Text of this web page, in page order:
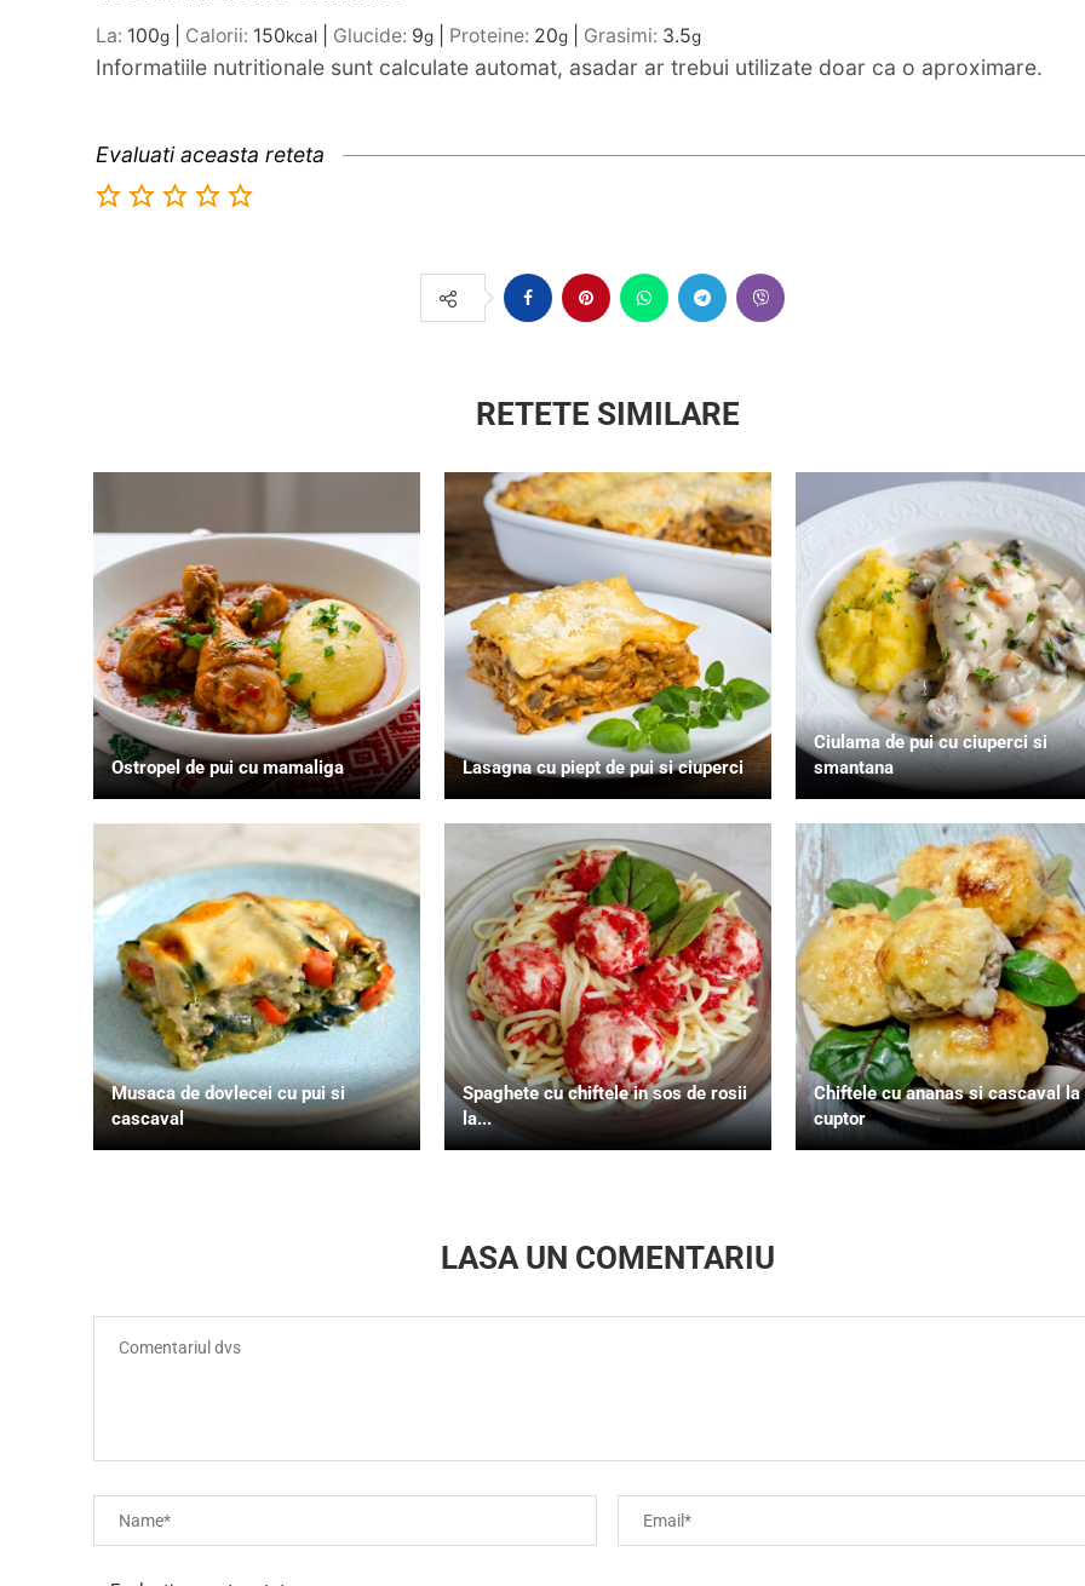
La: 100g Calorii: 150kcal Glucide: 9g Proteine: 20g Grasimi: 3.5g
Informatiile nutritionale sunt calculate automat, asadar ar trebui utilizate doar ca o aproximare.
Evaluati aceasta reteta
RETETE SIMILARE
Ostropel de pui cu mamaliga Lasagna cu piept de pui si ciuperci
Ciulama de pui cu ciuperci si
smantana
Musaca de dovlecei cu pui si
cascaval
Spaghete cu chiftele in sos de rosii
la...
Chiftele cu ananas si cascaval la
cuptor
LASA UN COMENTARIU